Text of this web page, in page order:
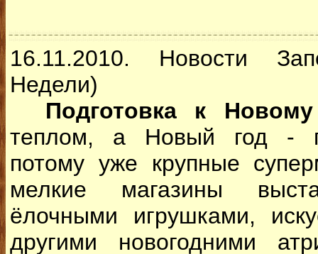
16.11.2010. Новости
Недели)
Подготовка к Новому
теплом, а Новый год -
потому уже крупные
мелкие магазины
ёлочными игрушками,
другими новогодними